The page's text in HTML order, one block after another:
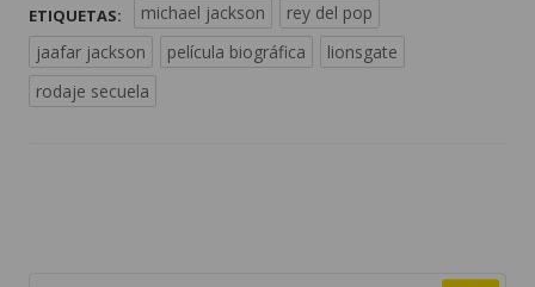
ETIQUETAS: michael jackson
rey del pop
jaafar jackson
película biográfica
lionsgate
rodaje secuela